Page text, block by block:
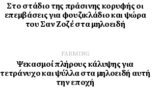
Στο στάδιο της πράσινης κορυφής οι
επεμβάσεις για φουζικλάδιο και ψώρα
του Σαν Ζοζέ στα μηλοειδή
FARMING
Ψεκασμοί πλήρους κάλυψης για
τετράνυχο και ψύλλα στα μηλοειδή αυτή
την εποχή